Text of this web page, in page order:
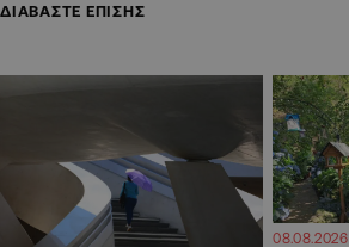
ΔΙΑΒΑΣΤΕ ΕΠΙΣΗΣ
08.08.2026